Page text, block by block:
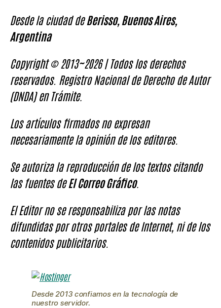
Desde la ciudad deBerisso, Buenos Aires,
Argentina
Copyright © 2013~2026 | Todos los derechos
reservados. Registro Nacional de Derecho de Autor
(DNDA) en Trámite.
Los artículos firmados no expresan
necesariamente la opinión de los editores.
Se autoriza la reproducción de los textos citando
las fuentes deEl Correo Gráfico.
El Editor no se responsabiliza por las notas
difundidas por otros portales de Internet, ni de los
contenidos publicitarios.
Desde 2013 confiamos en la tecnología de
nuestro servidor.